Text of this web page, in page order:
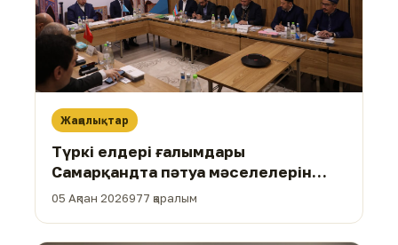
Жаңалықтар
Түркі елдері ғалымдары
Самарқандта пәтуа мәселелерін
талқылады
05 Ақпан 2026977 қаралым